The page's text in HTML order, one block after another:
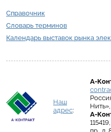
Справочник
Словарь терминов
Календарь выставок рынка
Наш
адрес:
А-
Нить»
А-
115419,